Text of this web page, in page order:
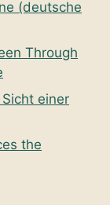
(deutsche
Through
einer
the